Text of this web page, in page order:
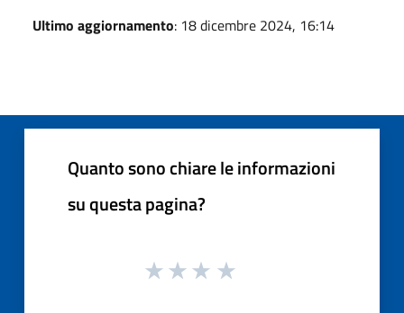
Ultimo aggiornamento: 18 dicembre 2024, 16:14
Quanto sono chiare le informazioni
su questa pagina?